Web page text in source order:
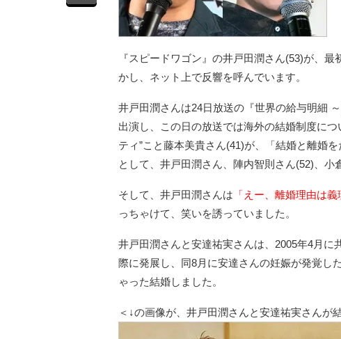
『スピードワゴン』の井戸田潤さん(53)が、
かし、ネット上で反響を呼んでいます。
井戸田潤さんは24日放送の『世界の給与明細
出演し、この日の放送では海外の結婚制度に
ティ”こと藤本美貴さん(41)が、「結婚と離婚
として、井戸田潤さん、陣内智則さん(52)、小
そして、井戸田潤さんは 「えー、離婚理由は
っちゃけて、笑いを誘っていました。
井戸田潤さんと安達祐実さんは、2005年4月
際に発展し、同8月に安達さんの妊娠が発覚し
ゃった結婚しました。
＜↓の画像が、井戸田潤さんと安達祐実さんが